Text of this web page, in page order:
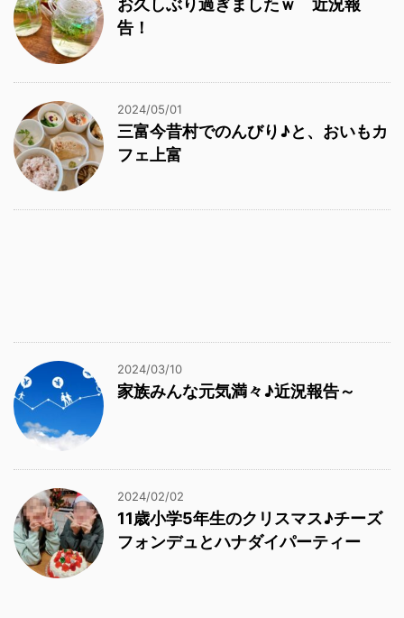
お久しぶり過ぎましたｗ 近況報
告！
2024/05/01
三富今昔村でのんびり♪と、おいもカ
フェ上富
2024/03/10
家族みんな元気満々♪近況報告～
2024/02/02
11歳小学5年生のクリスマス♪チーズ
フォンデュとハナダイパーティー